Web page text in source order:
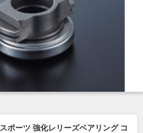
ポーツ 強化レリーズベアリング コ